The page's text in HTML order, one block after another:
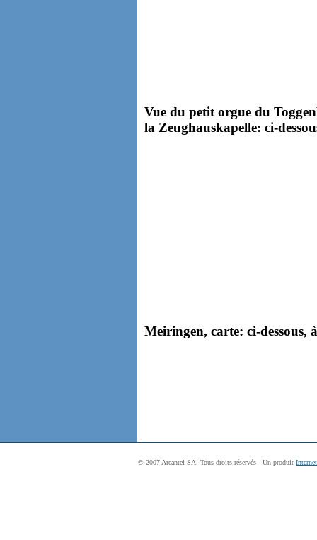
Vue du petit orgue du
la Zeughauskapelle: ci-
Meiringen, carte: ci-dessous,
© 2007 Arcantel SA. Tous droits réservés - Un produit